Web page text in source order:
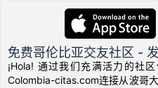
免费哥伦比亚交友社区 -
¡Hola! 通过我们充满活力的社
Colombia-citas.com连接从波哥